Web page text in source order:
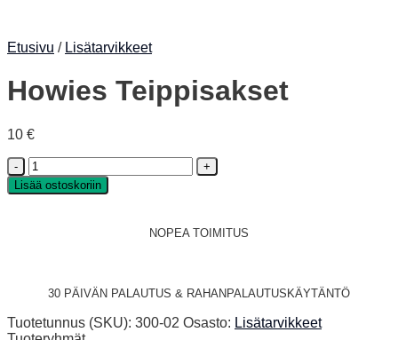
Etusivu / Lisätarvikkeet
Howies Teippisakset
10 €
Howies
Teippisakset
määrä
Lisää ostoskoriin
NOPEA TOIMITUS
30 PÄIVÄN PALAUTUS & RAHANPALAUTUSKÄYTÄNTÖ
Tuotetunnus (SKU): 300-02 Osasto: Lisätarvikkeet